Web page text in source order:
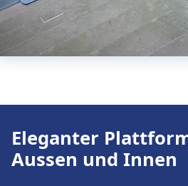
Eleganter
Aussen und Innen